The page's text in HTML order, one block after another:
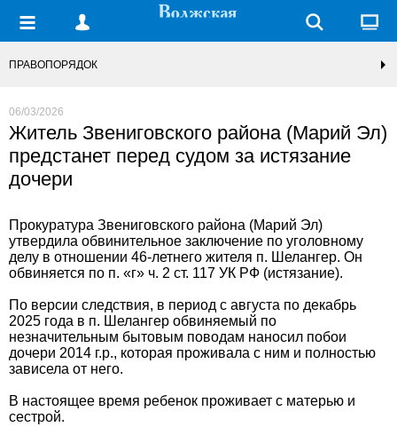
ПРАВОПОРЯДОК
06/03/2026
Житель Звениговского района (Марий Эл)
предстанет перед судом за истязание
дочери
Прокуратура Звениговского района (Марий Эл)
утвердила обвинительное заключение по уголовному
делу в отношении 46-летнего жителя п. Шелангер. Он
обвиняется по п. «г» ч. 2 ст. 117 УК РФ (истязание).
По версии следствия, в период с августа по декабрь
2025 года в п. Шелангер обвиняемый по
незначительным бытовым поводам наносил побои
дочери 2014 г.р., которая проживала с ним и полностью
зависела от него.
В настоящее время ребенок проживает с матерью и
сестрой.